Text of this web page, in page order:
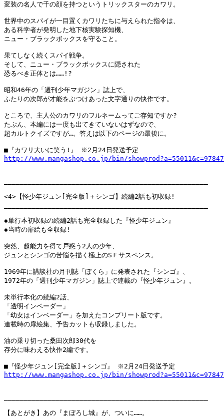
変装の名人で千の顔を持つというトリックスターのカワリ。
世界中のスパイが一目置くカワリたちに与えられた指令は、
ある科学者が発明した地下核実験探知機、
ニュー・ブラックボックスを守ること。
果てしなく続くスパイ戦争。
そして、ニュー・ブラックボックスに隠された
恐るべき正体とは……!?
昭和46年の「週刊少年マガジン」誌上で、
ふたりの次郎が才能をぶつけあった文字通りの快作です。
ところで、主人公のカワリのフルネームってご存知ですか?
たぶん、本編には一度も出てきていないはずなので、
超カルトクイズですが…。答えは以下のページの最後に。
http://www.mangashop.co.jp/bin/
<4>【怪少年ジュン[完全版]＋シンゴ】続編2話も初収録!
◆単行本初収録の続編2話も完全収録した『怪少年ジュン』
◆当時の扉絵も全収録!
突然、超能力を得て戸惑う2人の少年、
ジュンとシンゴの苦悩を描く極上のSＦサスペンス。
1969年に講談社の月刊誌「ぼくら」に発表された『シンゴ』、
1972年の「週刊少年マガジン」誌上で連載の『怪少年ジュン』。
未単行本化の続編2話、
「透明インベーダー」
「幼女はインベーダー」を加えたコンプリート版です。
連載時の扉絵集、予告カットも収録しました。
油の乗り切った桑田次郎30代を
存分に味わえる快作2編です。
http://www.mangashop.co.jp/bin/
【あとがき】あの『まぼろし城』が、ついに……。